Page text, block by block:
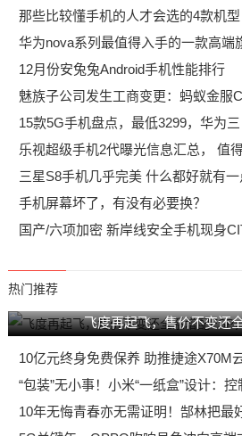
那些比较懂手机的人才会选的4款机
华为nova系列最值得入手的一款高端
12月份安兔兔Android手机性能排行
魅族子公司发生工商变更：蚂蚁金服
15款5G手机盘点，最低3299，华为三
乐视超级手机2代曝光信息汇总， 值
三星S8手机几乎完美 什么都好就有
手机屏幕坏了，有没有必要换？
国产/六项加密 新岸线安全手机现身
热门推荐
飞度再起飞，售价不变还
10亿元终身免费保养 助推捷途X70M
“包装”无小事！小米“一纸盒”设计：控
10年无悔青春亦无需证明！郜林把最